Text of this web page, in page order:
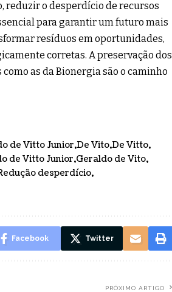
reduzir o desperdício de recursos
para garantir um futuro mais
resíduos em oportunidades,
corretas. A preservação dos
as da Bionergia são o caminho
de Vitto Junior De Vito De Vitto
de Vitto Junior Geraldo de Vito
desperdício
Facebook Twitter
PRÓXIMO ARTIGO